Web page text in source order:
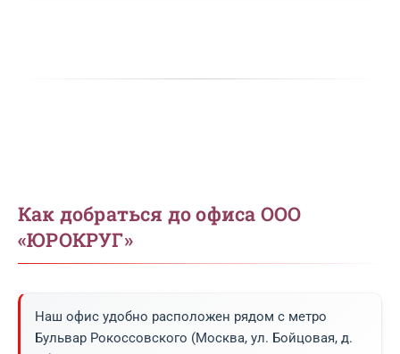
Как добраться до офиса ООО
«ЮРОКРУГ»
Наш офис удобно расположен рядом с метро
Бульвар Рокоссовского (Москва, ул. Бойцовая, д.